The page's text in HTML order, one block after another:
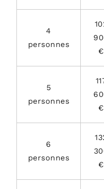
4
personnes
€
5
personnes
€
6
personnes
€